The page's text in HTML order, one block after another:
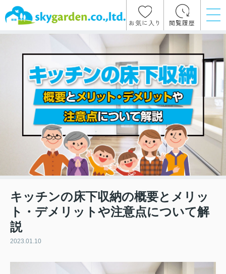
お気に入り 閲覧履歴
キッチンの床下収納の概要とメリッ
ト・デメリットや注意点について解
説
2023.01.10